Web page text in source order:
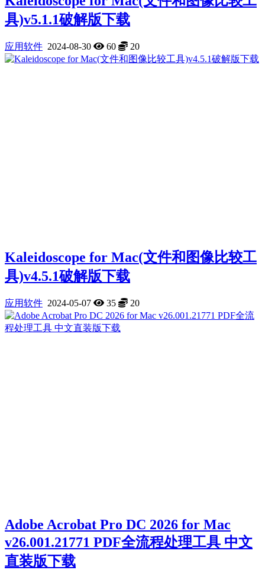
具)v5.1.1破解版下载
应用软件 2024-08-30 60 20
Kaleidoscope for Mac(文件和图像比较工
具)v4.5.1破解版下载
应用软件 2024-05-07 35 20
Adobe Acrobat Pro DC 2026 for Mac
v26.001.21771 PDF全流程处理工具 中文
直装版下载